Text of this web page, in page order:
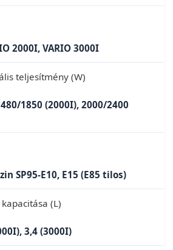
2000I, VARIO 3000I
teljesítmény (W)
1850 (2000I), 2000/2400
SP95-E10, E15 (E85 tilos)
(L)
3,4 (3000I)